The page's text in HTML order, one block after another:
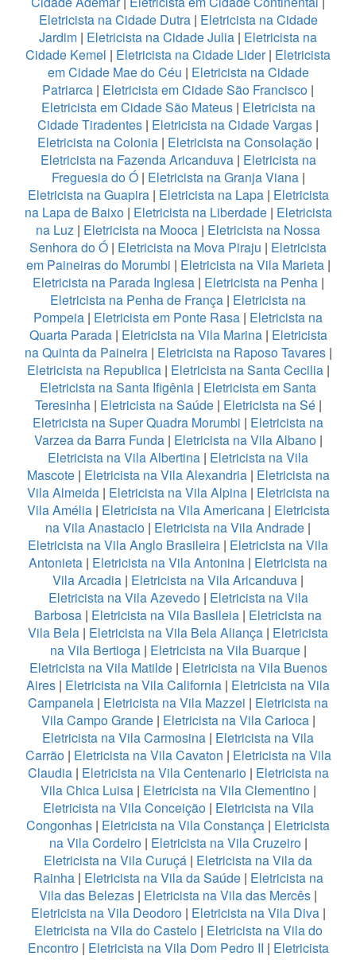
Eletricista na Cidade Dutra | Eletricista na Cidade
Jardim | Eletricista na Cidade Julia | Eletricista na
Cidade Kemel | Eletricista na Cidade Lider| Eletricista
em Cidade Mae do Céu | Eletricista na Cidade
Patriarca | Eletricista em Cidade São Francisco |
Eletricista em Cidade São Mateus| Eletricista na
Cidade Tiradentes | Eletricista na Cidade Vargas |
Eletricista na Colonia | Eletricista na Consolação |
Eletricista na Fazenda Aricanduva| Eletricista na
Freguesia do Ó| Eletricista na Granja Viana|
Eletricista na Guapira| Eletricista na Lapa| Eletricista
na Lapa de Baixo | Eletricista na Liberdade | Eletricista
na Luz | Eletricista na Mooca | Eletricista na Nossa
Senhora do Ó | Eletricista na Mova Piraju | Eletricista
em Paineiras do Morumbi | Eletricista na Vila Marieta|
Eletricista na Parada Inglesa | Eletricista na Penha|
Eletricista na Penha de França | Eletricista na
Pompeia | Eletricista em Ponte Rasa | Eletricista na
Quarta Parada| Eletricista na Vila Marina| Eletricista
na Quinta da Paineira| Eletricista na Raposo Tavares|
Eletricista na Republica| Eletricista na Santa Cecilia|
Eletricista na Santa Ifigênia | Eletricista em Santa
Teresinha| Eletricista na Saúde| Eletricista na Sé|
Eletricista na Super Quadra Morumbi | Eletricista na
Varzea da Barra Funda| Eletricista na Vila Albano|
Eletricista na Vila Albertina | Eletricista na Vila
Mascote| Eletricista na Vila Alexandria| Eletricista na
Vila Almeida | Eletricista na Vila Alpina | Eletricista na
Vila Amélia | Eletricista na Vila Americana| Eletricista
na Vila Anastacio | Eletricista na Vila Andrade |
Eletricista na Vila Anglo Brasileira | Eletricista na Vila
Antonieta | Eletricista na Vila Antonina | Eletricista na
Vila Arcadia | Eletricista na Vila Aricanduva |
Eletricista na Vila Azevedo| Eletricista na Vila
Barbosa | Eletricista na Vila Basileia | Eletricista na
Vila Bela | Eletricista na Vila Bela Aliança | Eletricista
na Vila Bertioga| Eletricista na Vila Buarque|
Eletricista na Vila Matilde| Eletricista na Vila Buenos
Aires | Eletricista na Vila California | Eletricista na Vila
Campanela | Eletricista na Vila Mazzei | Eletricista na
Vila Campo Grande| Eletricista na Vila Carioca|
Eletricista na Vila Carmosina | Eletricista na Vila
Carrão| Eletricista na Vila Cavaton | Eletricista na Vila
Claudia| Eletricista na Vila Centenario| Eletricista na
Vila Chica Luisa | Eletricista na Vila Clementino|
Eletricista na Vila Conceição| Eletricista na Vila
Congonhas | Eletricista na Vila Constança | Eletricista
na Vila Cordeiro| Eletricista na Vila Cruzeiro |
Eletricista na Vila Curuçá | Eletricista na Vila da
Rainha | Eletricista na Vila da Saúde| Eletricista na
Vila das Belezas | Eletricista na Vila das Mercês |
Eletricista na Vila Deodoro| Eletricista na Vila Diva|
Eletricista na Vila do Castelo| Eletricista na Vila do
Encontro| Eletricista na Vila Dom Pedro II | Eletricista